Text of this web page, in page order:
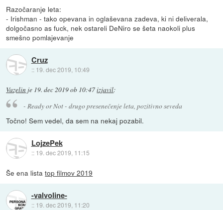
Razočaranje leta:
- Irishman - tako opevana in oglaševana zadeva, ki ni deliverala,
dolgočasno as fuck, nek ostareli DeNiro se šeta naokoli plus
smešno pomlajevanje
Cruz
:: 19. dec 2019, 10:49
Vazelin je 19. dec 2019 ob 10:47izjavil:
- Ready or Not - drugo presenečenje leta, pozitivno seveda
Točno! Sem vedel, da sem na nekaj pozabil.
LojzePek
:: 19. dec 2019, 11:15
Še ena listatop filmov 2019
-valvoline-
:: 19. dec 2019, 11:20